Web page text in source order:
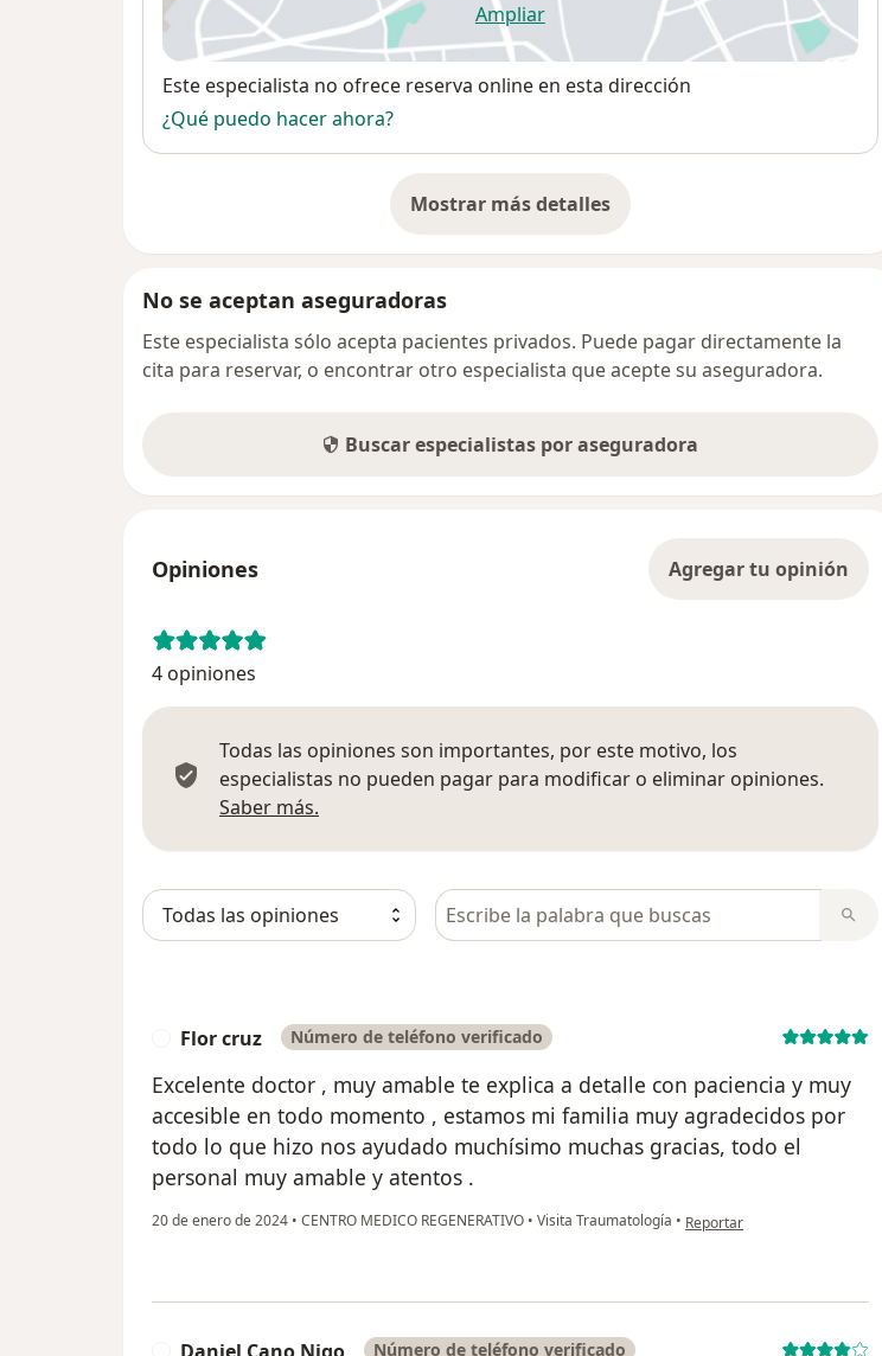
Ampliarse abre en una nueva pestaña
Disponibilidad
Este especialista no ofrece reserva online en esta dirección
¿Qué puedo hacer ahora?
Mostrar más detalles
sobre la dirección
No se aceptan aseguradoras
Este especialista sólo acepta pacientes privados. Puede pagar directamente la
cita para reservar, o encontrar otro especialista que acepte su aseguradora.
Buscar especialistas por aseguradora
Opiniones Agregar tu opinión
4 opiniones
Todas las opiniones son importantes, por este motivo, los
especialistas no pueden pagar para modificar o eliminar opiniones.
Saber más.
Busca en opiniones
Flor cruz Número de teléfono verificado
Excelente doctor , muy amable te explica a detalle con paciencia y muy
accesible en todo momento , estamos mi familia muy agradecidos por
todo lo que hizo nos ayudado muchísimo muchas gracias, todo el
personal muy amable y atentos .
20 de enero de 2024 • CENTRO MEDICO REGENERATIVO • Visita Traumatología • en opinión del usuario Flor cruz
Reportar
Número de teléfono verificado